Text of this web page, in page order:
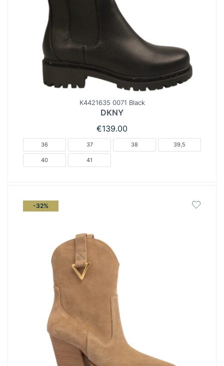
K4421635 0071 Black
DKNY
€139.00
36 37 38 39,5
40 41
-32%